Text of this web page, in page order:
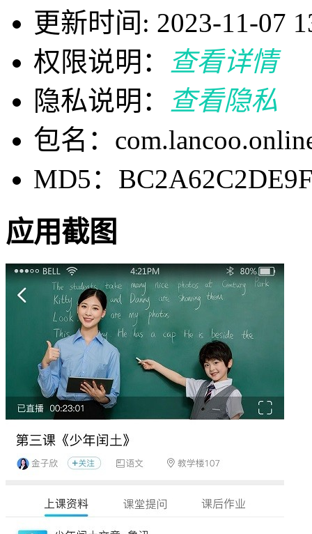
更新时间: 2023-11-07
权限说明：
查看详情
隐私说明：
查看隐私
包名：
MD5：
应用截图